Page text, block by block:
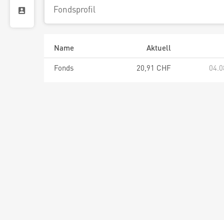
Fondsprofil
Name
Aktuell
Fonds
20,91 CHF